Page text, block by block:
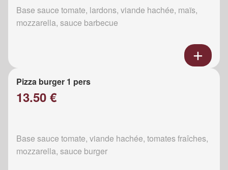
Base sauce tomate, lardons, viande hachée, maïs,
mozzarella, sauce barbecue
Pizza burger 1 pers
13.50 €
Base sauce tomate, viande hachée, tomates fraîches,
mozzarella, sauce burger